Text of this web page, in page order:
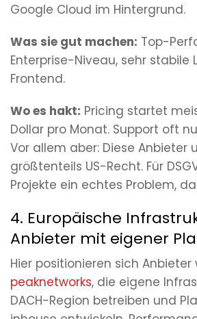
Google Cloud im Hintergrund.
Was sie gut machen: Top-
Enterprise-Niveau, sehr stabile
Frontend.
Wo es hakt: Pricing startet
Dollar pro Monat. Support oft
Vor allem aber: Diese Anbieter
größtenteils US-Recht. Für
Projekte ein echtes Problem,
4. Europäische
Anbieter mit eigener
Hier positionieren sich Anbieter
peaknetworks, die eigene
DACH-Region betreiben und